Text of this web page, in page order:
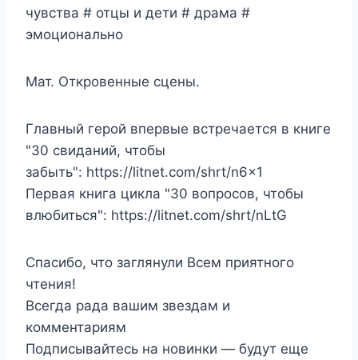
чувства # отцы и дети # драма #
эмоционально
Мат. Откровенные сцены.
Главный герой впервые встречается в книге
"30 свиданий, чтобы
забыть": https://litnet.com/shrt/n6x1
Первая книга цикла "30 вопросов, чтобы
влюбиться": https://litnet.com/shrt/nLtG
Спасибо, что заглянули Всем приятного
чтения!
Всегда рада вашим звездам и
комментариям
Подписывайтесь на новинки — будут еще